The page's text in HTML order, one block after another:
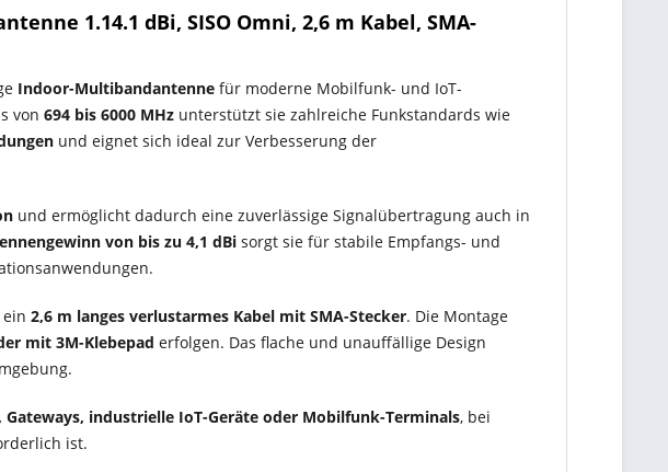
1.14.1 dBi, SISO Omni, 2,6 m Kabel, SMA-
Indoor-Multibandantenne für moderne Mobilfunk- und IoT-
von 694 bis 6000 MHz unterstützt sie zahlreiche Funkstandards wie
und eignet sich ideal zur Verbesserung der
und ermöglicht dadurch eine zuverlässige Signalübertragung auch in
von bis zu 4,1 dBi sorgt sie für stabile Empfangs- und
2,6 m langes verlustarmes Kabel mit SMA-Stecker. Die Montage
mit 3M-Klebepad erfolgen. Das flache und unauffällige Design
Gateways, industrielle IoT-Geräte oder Mobilfunk-Terminals, bei
ist.